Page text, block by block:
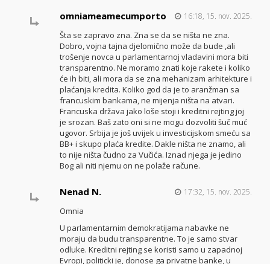
omniameamecumporto 16:18, 15. nov. 2025.
Šta se zapravo zna. Zna se da se ništa ne zna.
Dobro, vojna tajna djelomično može da bude ,ali
trošenje novca u parlamentarnoj vladavini mora biti
transparentno. Ne moramo znati koje rakete i koliko
će ih biti, ali mora da se zna mehanizam arhitekture i
plaćanja kredita. Koliko god da je to aranžman sa
francuskim bankama, ne mijenja ništa na atvari.
Francuska država jako loše stoji i kreditni rejting joj
je srozan. Baš zato oni si ne mogu dozvoliti šuč muć
ugovor. Srbija je još uvijek u investicijskom smeću sa
BB+ i skupo plaća kredite. Dakle ništa ne znamo, ali
to nije ništa čudno za Vučića. Iznad njega je jedino
Bog ali niti njemu on ne polaže račune.
Nenad N. 17:32, 15. nov. 2025.
Omnia
U parlamentarnim demokratijama nabavke ne
moraju da budu transparentne. To je samo stvar
odluke. Kreditni rejting se koristi samo u zapadnoj
Evropi, politicki je, donose ga privatne banke, u